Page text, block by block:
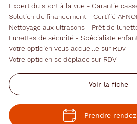
Expert du sport à la vue
Garantie
Solution de financement
Certifié
Nettoyage aux ultrasons
Prêt de
Lunettes de sécurité
Spécialiste
Votre opticien vous accueille sur RDV
Votre opticien se déplace sur RDV
Voir la fiche
Prendre